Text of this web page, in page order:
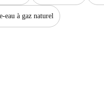
eau à gaz naturel